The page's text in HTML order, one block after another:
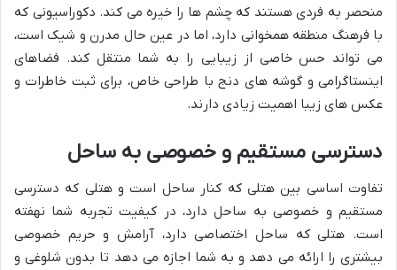
منحصر به فردی هستند که چشم ها را خیره می کند. دکوراسیونی که
با فرهنگ منطقه همخوانی دارد، اما در عین حال مدرن و شیک است،
می تواند حس خاصی از زیبایی را به شما منتقل کند. فضاهای
اینستاگرامی و گوشه های دنج با طراحی خاص، برای ثبت خاطرات و
عکس های زیبا اهمیت زیادی دارند.
دسترسی مستقیم و خصوصی به ساحل
تفاوت اساسی بین هتلی که کنار ساحل است و هتلی که دسترسی
مستقیم و خصوصی به ساحل دارد، در کیفیت تجربه شما نهفته
است. هتلی که ساحل اختصاصی دارد، آرامش و حریم خصوصی
بیشتری را ارائه می دهد و به شما اجازه می دهد تا بدون شلوغی و